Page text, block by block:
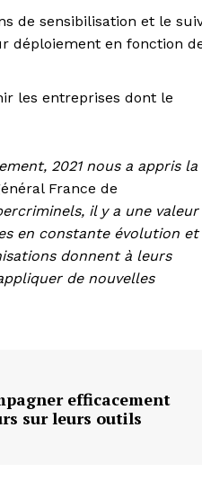
de sensibilisation et le
déploiement en fonction
les entreprises dont le
2021 nous a appris la
France de
il y a une valeur
en constante évolution et
donnent à leurs
de nouvelles
efficacement
sur leurs outils